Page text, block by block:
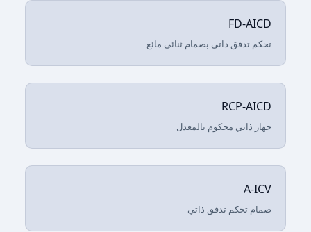
FD-AICD
تحكم تدفق ذاتي بصمام ثنائي مائع
RCP-AICD
جهاز ذاتي محكوم بالمعدل
A-ICV
صمام تحكم تدفق ذاتي